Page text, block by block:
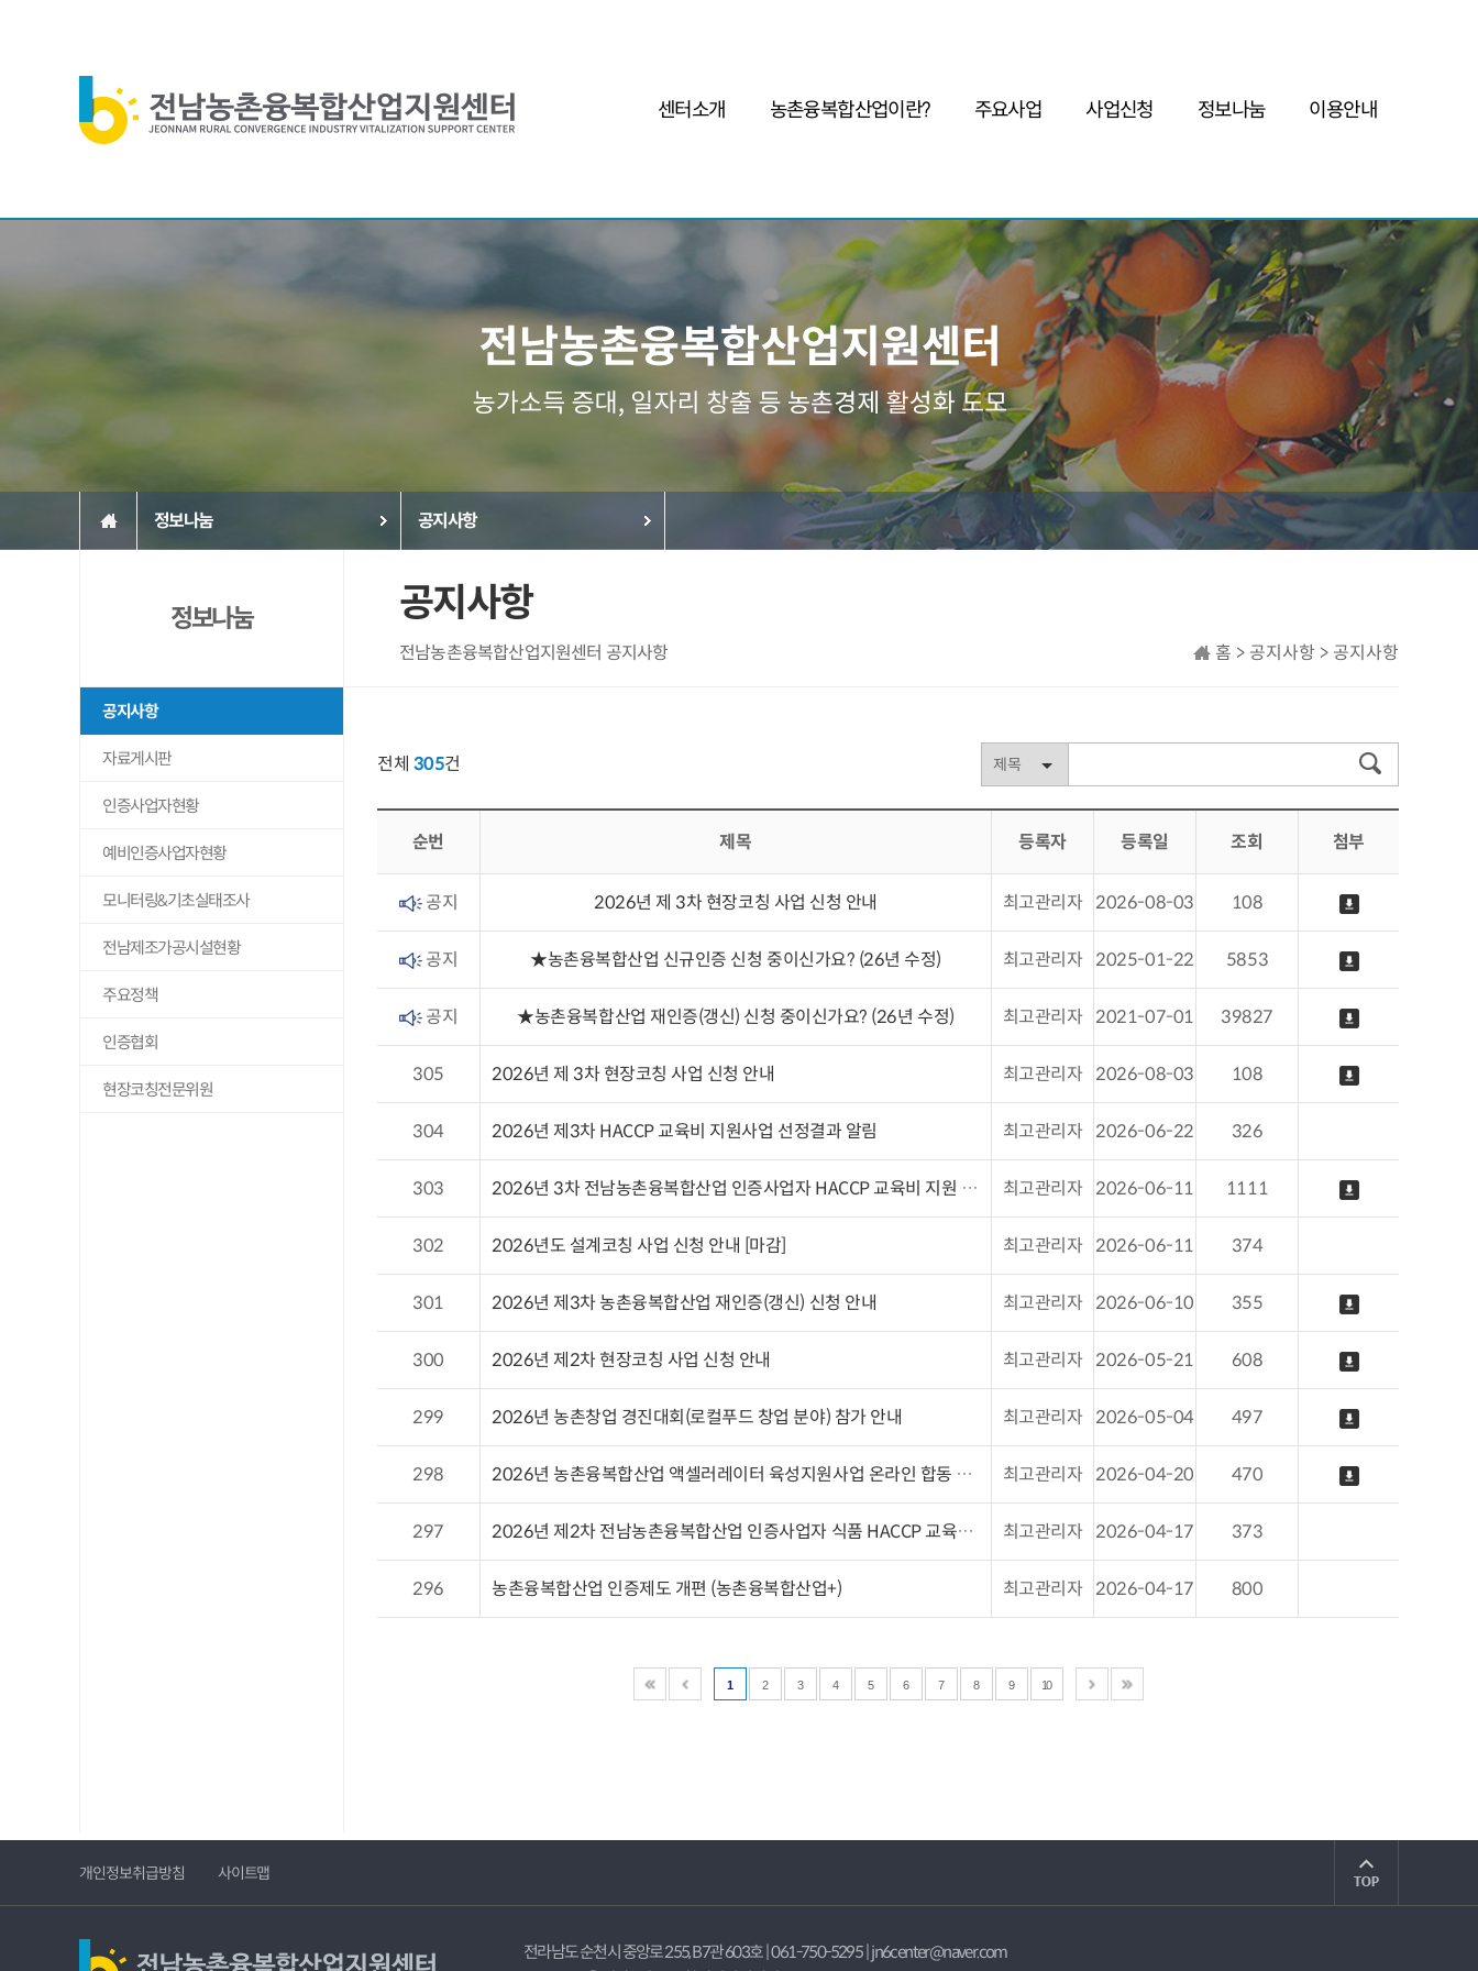
센터소개
목표 및 기본방향
관련기관
농촌융복합산업이란?
왜 농촌융복합산업인가?
성공사례
주요제품
체험 및 관광명소
주요사업
현장코칭
판로지원
기초실태조사
제조가공시설디렉토리구축
사업신청
현장코칭
안테나숍&판매플랫폼
인증사업자교육
기타사업신청
정보나눔
자료게시판
인증사업자현황
예비인증사업자현황
모니터링&기초실태조사
전남제조가공시설현황
주요정책
인증협회
현장코칭전문위원
이용안내
Q&A
사이트맵
개인정보보호정책
서비스이용약관
정보나눔 공지사항
정보나눔
공지사항
자료게시판
인증사업자현황
예비인증사업자현황
모니터링&기초실태조사
전남제조가공시설현황
주요정책
인증협회
현장코칭전문위원
공지사항
전남농촌융복합산업지원센터 공지사항 홈 > 공지사항 > 공지사항
전체 305건
순번 제목 등록자 등록일 조회 첨부
공지 2026년 제 3차 현장코칭 사업 신청 안내 최고관리자 2026-08-03 108
공지 ★농촌융복합산업 신규인증 신청 중이신가요? (26년 수정) 최고관리자 2025-01-22 5853
공지 ★농촌융복합산업 재인증(갱신) 신청 중이신가요? (26년 수정) 최고관리자 2021-07-01 39827
305 2026년 제 3차 현장코칭 사업 신청 안내 최고관리자 2026-08-03 108
304 2026년 제3차 HACCP 교육비 지원사업 선정결과 알림 최고관리자 2026-06-22 326
303 2026년 3차 전남농촌융복합산업 인증사업자 HACCP 교육비 지원 안내 최고관리자 2026-06-11 1111
302 2026년도 설계코칭 사업 신청 안내 [마감] 최고관리자 2026-06-11 374
301 2026년 제3차 농촌융복합산업 재인증(갱신) 신청 안내 최고관리자 2026-06-10 355
300 2026년 제2차 현장코칭 사업 신청 안내 최고관리자 2026-05-21 608
299 2026년 농촌창업 경진대회(로컬푸드 창업 분야) 참가 안내 최고관리자 2026-05-04 497
298 2026년 농촌융복합산업 액셀러레이터 육성지원사업 온라인 합동 사업 안내 최고관리자 2026-04-20 470
297 2026년 제2차 전남농촌융복합산업 인증사업자 식품 HACCP 교육비 지원 선정결과 알림 최고관리자 2026-04-17 373
296 농촌융복합산업 인증제도 개편 (농촌융복합산업+) 최고관리자 2026-04-17 800
1 2 3 4 5 6 7 8 9 10
개인정보취급방침 사이트맵
전라남도 순천시 중앙로 255, B7관 603호 | 061-750-5295 | jn6center@naver.com